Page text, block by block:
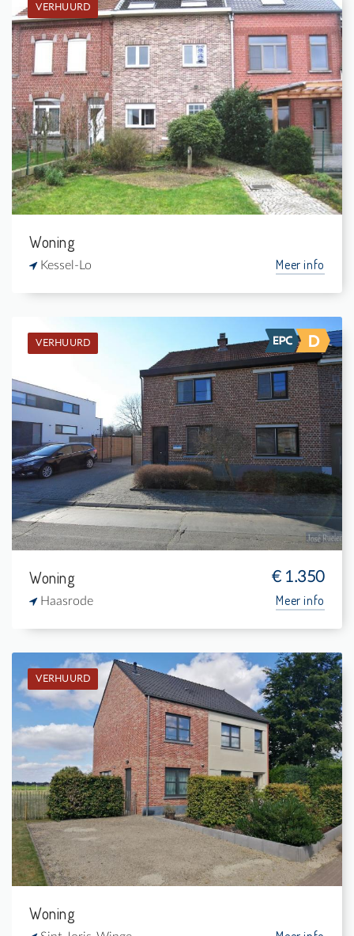
VERHUURD
Verhuurd: Rijwoning
4
-
1
155 m²
Woning
Kessel-Lo Meer info
VERHUURD
Verhuurd: Eengezinswoning
3
540 m²
1
-
Woning € 1.350
Haasrode Meer info
VERHUURD
Verhuurd: Woning
4
1.200 m²
1
154 m²
Woning